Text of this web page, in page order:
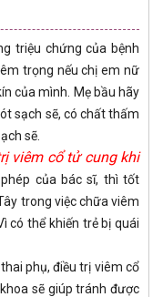
triệu chứng của bệnh
trọng nếu chị em nữ
của mình. Mẹ bầu hãy
sạch sẽ, có chất thấm
sẽ.
viêm cổ tử cung khi
của bác sĩ, thì tốt
trong việc chữa viêm
có thể khiến trẻ bị quái
phụ, điều trị viêm cổ
sẽ giúp tránh được